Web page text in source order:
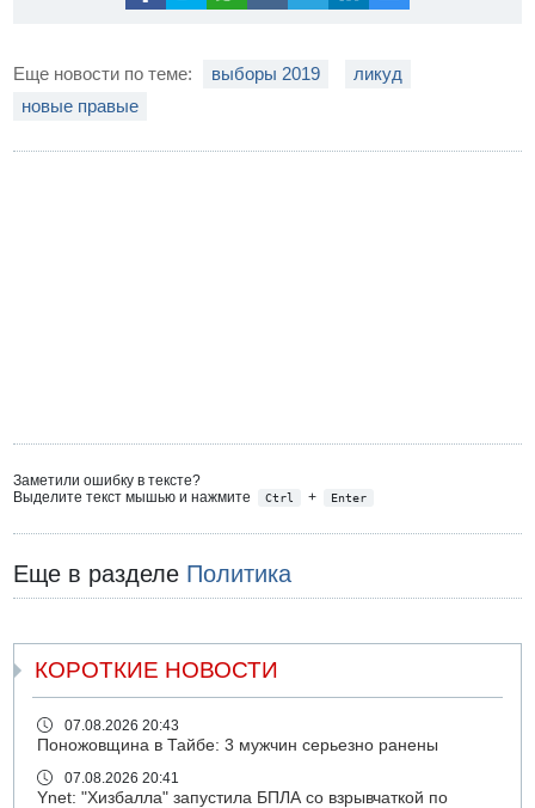
Еще новости по теме: выборы 2019
ликуд
новые правые
Заметили ошибку в тексте?
Выделите текст мышью и нажмите
Ctrl + Enter
Еще в разделе Политика
КОРОТКИЕ НОВОСТИ
07.08.2026 20:43
Поножовщина в Тайбе: 3 мужчин серьезно ранены
07.08.2026 20:41
Ynet: "Хизбалла" запустила БПЛА со взрывчаткой по